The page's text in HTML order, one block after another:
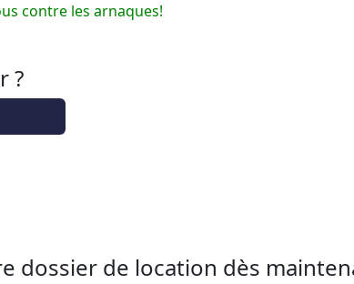
contre les arnaques!
?
dossier de location dès